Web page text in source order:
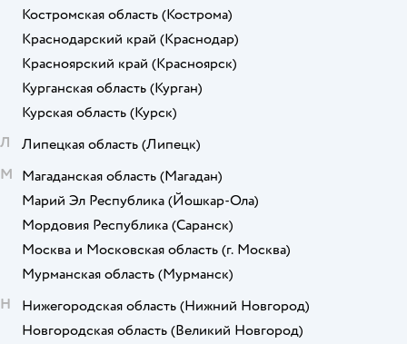
Костромская область (Кострома)
Краснодарский край (Краснодар)
Красноярский край (Красноярск)
Курганская область (Курган)
Курская область (Курск)
Л
Липецкая область (Липецк)
М Магаданская область (Магадан)
Марий Эл Республика (Йошкар-Ола)
Мордовия Республика (Саранск)
Москва и Московская область (г. Москва)
Мурманская область (Мурманск)
Н
Нижегородская область (Нижний Новгород)
Новгородская область (Великий Новгород)